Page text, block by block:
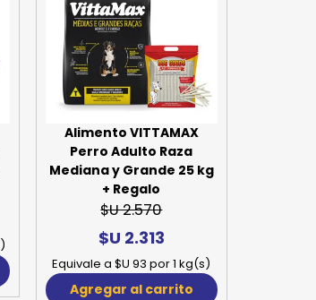
Alimento VITTAMAX
Perro Adulto Raza
Mediana y Grande 25 kg
+ Regalo
$U 2.570
$U 2.313
Equivale a $U 93 por 1 kg(s)
Agregar al carrito